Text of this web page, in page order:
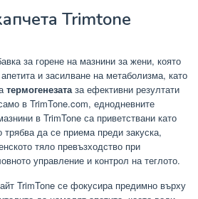
Trimtone
за горене на мазнини за жени, която
и засилване на метаболизма, като
термогенезатаза ефективни резултати
в TrimTone.com, еднодневните
в TrimTone са приветствани като
трябва да се приема преди закуска,
тяло превъзходство при
управление и контрол на теглото.
TrimTone се фокусира предимно върху